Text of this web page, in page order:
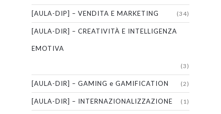
[AULA-DIP] – VENDITA E MARKETING (34)
[AULA-DIR] – CREATIVITÀ E INTELLIGENZA
EMOTIVA
(3)
[AULA-DIR] – GAMING e GAMIFICATION (2)
[AULA-DIR] – INTERNAZIONALIZZAZIONE (1)